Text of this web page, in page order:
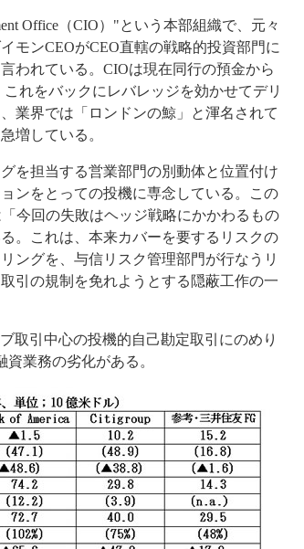
Office （CIO） "という本部組織で、元々
モンCEOがCEO直轄の戦略的投資部門に
われている。 CIOは現在同行の預金から
れをバックにレバレッジを効かせてデリ
業界では「ロンドンの鯨」と渾名されて
増している。
を担当する営業部門の別動体と位置付け
ンをとっての投機に専念している。この
「今回の失敗はヘッジ戦略にかかわるもの
。これは、本来カバーを要するリスクの
ングを、与信リスク管理部門が行なうリ
引の規制を免れようとする隠蔽工作の一
取引中心の投機的自己勘定取引にのめり
業務の劣化がある。